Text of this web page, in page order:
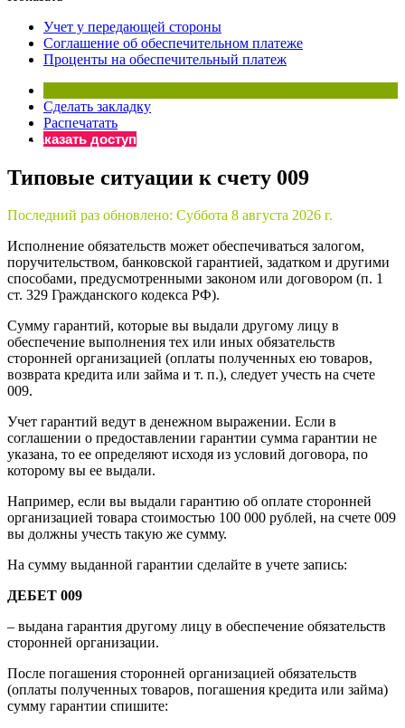
Бератор
«Практическая энциклопедия бухгалтера»
Материалы электронного журнала
«Нормативные акты для бухгалтера»
Материалы электронного журнала
«Практическая бухгалтерия»
Онлайн-сервисы «Учетная политика» и «Алгоритмы для
Учет у передающей стороны
Соглашение об обеспечительном платеже
Проценты на обеспечительный платеж
Сделать закладку
Распечатать
Заказать доступ
Типовые ситуации к счету 009
Последний раз обновлено: Суббота 8 августа 2026 г.
Исполнение обязательств может обеспечиваться залогом,
поручительством, банковской гарантией, задатком и другими
способами, предусмотренными законом или договором (п. 1
ст. 329 Гражданского кодекса РФ).
Сумму гарантий, которые вы выдали другому лицу в
обеспечение выполнения тех или иных обязательств
сторонней организацией (оплаты полученных ею товаров,
возврата кредита или займа и т. п.), следует учесть на счете
009.
Учет гарантий ведут в денежном выражении. Если в
соглашении о предоставлении гарантии сумма гарантии не
указана, то ее определяют исходя из условий договора, по
которому вы ее выдали.
Например, если вы выдали гарантию об оплате сторонней
организацией товара стоимостью 100 000 рублей, на счете 009
вы должны учесть такую же сумму.
На сумму выданной гарантии сделайте в учете запись:
ДЕБЕТ 009
– выдана гарантия другому лицу в обеспечение обязательств
сторонней организации.
После погашения сторонней организацией обязательств
(оплаты полученных товаров, погашения кредита или займа)
сумму гарантии спишите: